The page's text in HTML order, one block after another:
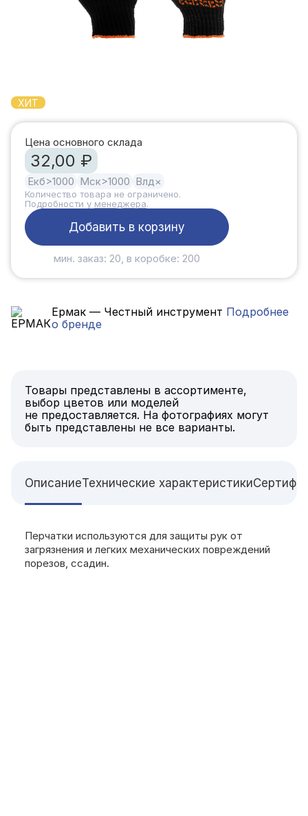
ХИТ
Цена основного склада
32,00 ₽
Екб>1000 Мск>1000 Влд ×
Количество товара не ограничено.
Подробности у менеджера.
Добавить в корзину
мин. заказ: 20, в коробке: 200
Ермак — Честный инструмент Подробнее
о бренде
Товары представлены в ассортименте,
выбор цветов или моделей
не предоставляется. На фотографиях могут
быть представлены не все варианты.
ОписаниеТехнические характеристики
Перчатки используются для защиты рук от
загрязнения и легких механических повреждений
порезов, ссадин.